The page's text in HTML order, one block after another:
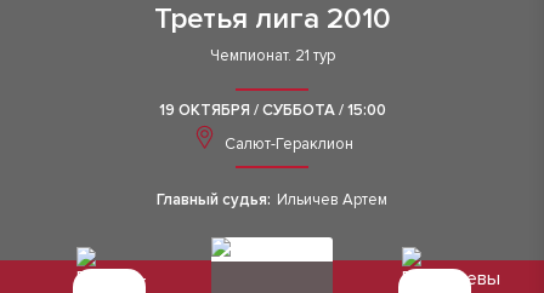
Третья лига 2010
Чемпионат. 21 тур
19 ОКТЯБРЯ / СУББОТА / 15:00
Салют-Гераклион
Главный судья: Ильичев Артем